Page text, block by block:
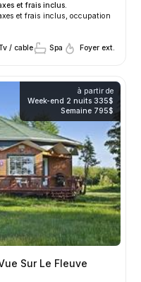
et frais inclus.
et frais inclus, occupation
/ cable Spa Foyer ext.
à partir de
Week-end 2 nuits335$
Semaine795$
Sur Le Fleuve